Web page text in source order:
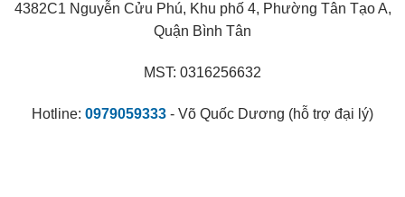
4382C1 Nguyễn Cửu Phú, Khu phố 4, Phường Tân Tạo A,
Quận Bình Tân
MST: 0316256632
Hotline: 0979059333 - Võ Quốc Dương (hỗ trợ đại lý)